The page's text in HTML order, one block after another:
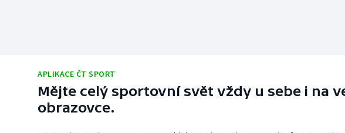
APLIKACE ČT SPORT
Mějte celý sportovní svět vždy u sebe i na
obrazovce.